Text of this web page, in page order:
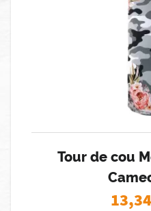
Tour de cou
13,34